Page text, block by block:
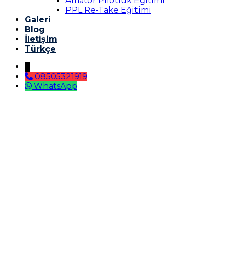
PPL Re-Take Eğitimi
Galeri
Blog
İletişim
Türkçe
08505321919
WhatsApp